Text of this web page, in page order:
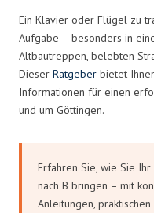
Ein Klavier oder Flügel zu
Aufgabe – besonders in
Altbautreppen, belebten
Dieser Ratgeber bietet
Informationen für einen
und um Göttingen.
Erfahren Sie, wie Sie
nach B bringen – mit
Anleitungen,